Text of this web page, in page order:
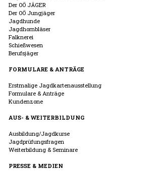
Der OÖ JÄGER
Der OÖ Jungjäger
Jagdhunde
Jagdhornbläser
Falknerei
Schießwesen
Berufsjäger
FORMULARE & ANTRÄGE
Erstmalige Jagdkartenausstellung
Formulare & Anträge
Kundenzone
AUS- & WEITERBILDUNG
Ausbildung/Jagdkurse
Jagdprüfungsfragen
Weiterbildung & Seminare
PRESSE & MEDIEN